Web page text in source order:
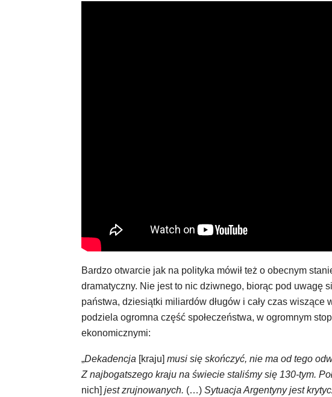
Bardzo otwarcie jak na polityka mówił też o obecnym
dramatyczny. Nie jest to nic dziwnego, biorąc pod uwagę
państwa, dziesiątki miliardów długów i cały czas
podziela ogromna część społeczeństwa, w ogromnym
ekonomicznymi:
„Dekadencja [kraju] musi się skończyć, nie ma od tego
Z najbogatszego kraju na świecie staliśmy się 130-tym.
nich] jest zrujnowanych. (…) Sytuacja Argentyny jest